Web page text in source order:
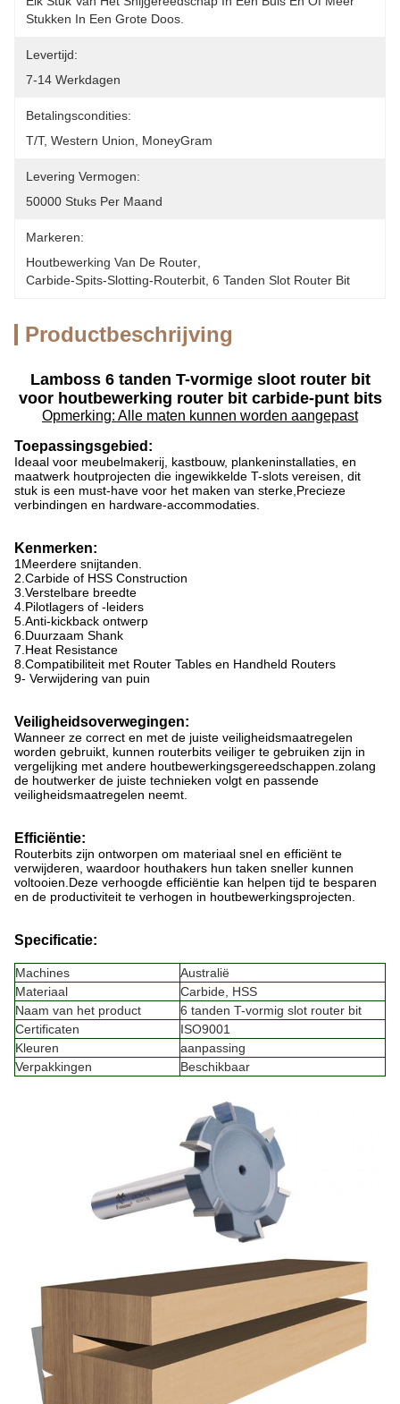
Stukken In Een Grote Doos.
Levertijd:
7-14 Werkdagen
Betalingscondities:
T/T, Western Union, MoneyGram
Levering Vermogen:
50000 Stuks Per Maand
Markeren:
Houtbewerking Van De Router
Carbide-Spits-Slotting-Routerbit 6 Tanden Slot Router Bit
Productbeschrijving
Lamboss 6 tanden T-vormige sloot router bit
voor houtbewerking router bit carbide-punt bits
Opmerking: Alle maten kunnen worden aangepast
Toepassingsgebied:
Ideaal voor meubelmakerij, kastbouw, plankeninstallaties, en
maatwerk houtprojecten die ingewikkelde T-slots vereisen, dit
stuk is een must-have voor het maken van sterke,Precieze
verbindingen en hardware-accommodaties.
Kenmerken:
1Meerdere snijtanden.
2.Carbide of HSS Construction
3.Verstelbare breedte
4.Pilotlagers of -leiders
5.Anti-kickback ontwerp
6.Duurzaam Shank
7.Heat Resistance
8.Compatibiliteit met Router Tables en Handheld Routers
9- Verwijdering van puin
Veiligheidsoverwegingen:
Wanneer ze correct en met de juiste veiligheidsmaatregelen
worden gebruikt, kunnen routerbits veiliger te gebruiken zijn in
vergelijking met andere houtbewerkingsgereedschappen.zolang
de houtwerker de juiste technieken volgt en passende
veiligheidsmaatregelen neemt.
Efficiëntie:
Routerbits zijn ontworpen om materiaal snel en efficiënt te
verwijderen, waardoor houthakers hun taken sneller kunnen
voltooien.Deze verhoogde efficiëntie kan helpen tijd te besparen
en de productiviteit te verhogen in houtbewerkingsprojecten.
Specificatie:
Machines
Australië
Materiaal
Carbide, HSS
Naam van het product
6 tanden T-vormig slot router bit
Certificaten
ISO9001
Kleuren
aanpassing
Verpakkingen
Beschikbaar